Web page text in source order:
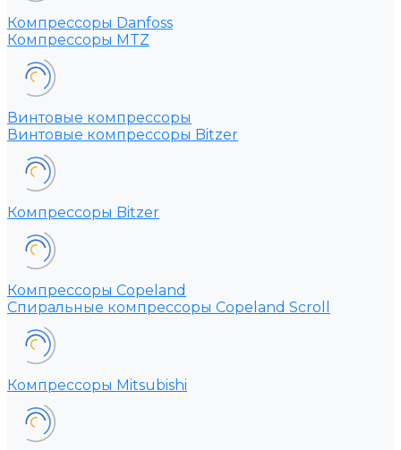
Компрессоры Danfoss
Компрессоры MTZ
Винтовые компрессоры
Винтовые компрессоры Bitzer
Компрессоры Bitzer
Компрессоры Copeland
Спиральные компрессоры Copeland Scroll
Компрессоры Mitsubishi